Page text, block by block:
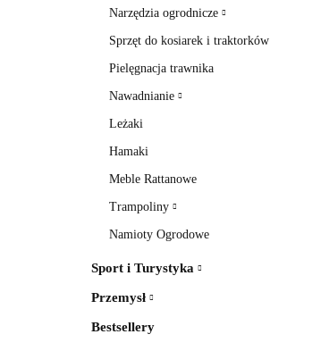
Narzędzia ogrodnicze
Sprzęt do kosiarek i traktorków
Pielęgnacja trawnika
Nawadnianie
Leżaki
Hamaki
Meble Rattanowe
Trampoliny
Namioty Ogrodowe
Sport i Turystyka
Przemysł
Bestsellery